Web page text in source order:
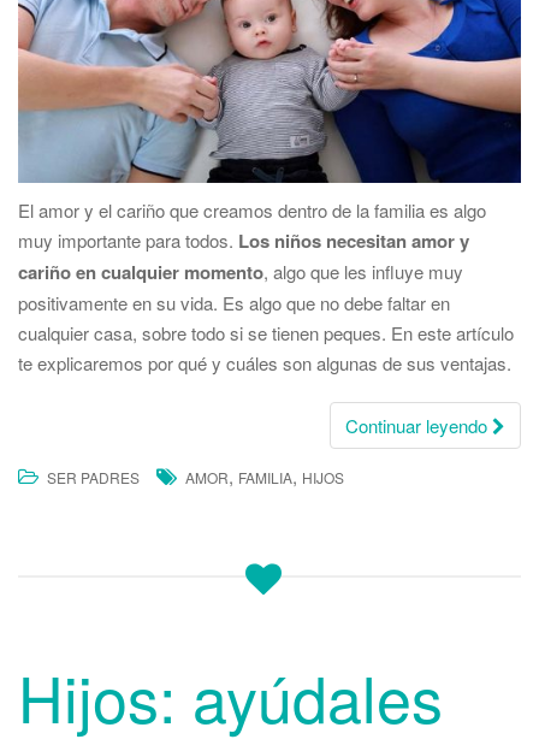
El amor y el cariño que creamos dentro de la familia es algo
muy importante para todos. Los niños necesitan amor y
cariño en cualquier momento, algo que les influye muy
positivamente en su vida. Es algo que no debe faltar en
cualquier casa, sobre todo si se tienen peques. En este artículo
te explicaremos por qué y cuáles son algunas de sus ventajas.
Continuar leyendo
SER PADRES AMOR, FAMILIA, HIJOS
Hijos: ayúdales